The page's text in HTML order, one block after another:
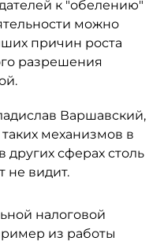
к "обелению"
можно
причин роста
разрешения
Варшавский,
механизмов в
других сферах столь
не видит.
налоговой
из работы